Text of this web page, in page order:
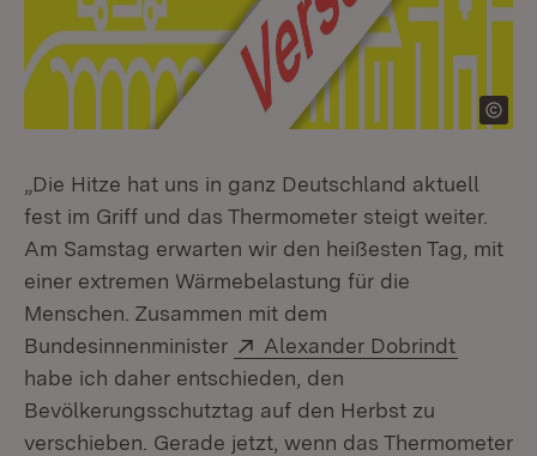
„Die Hitze hat uns in ganz Deutschland aktuell
fest im Griff und das Thermometer steigt weiter.
Am Samstag erwarten wir den heißesten Tag, mit
einer extremen Wärmebelastung für die
Menschen. Zusammen mit dem
Bundesinnenminister
Extern:
Alexander Dobrindt
habe ich daher entschieden, den
Bevölkerungsschutztag auf den Herbst zu
verschieben. Gerade jetzt, wenn das Thermometer